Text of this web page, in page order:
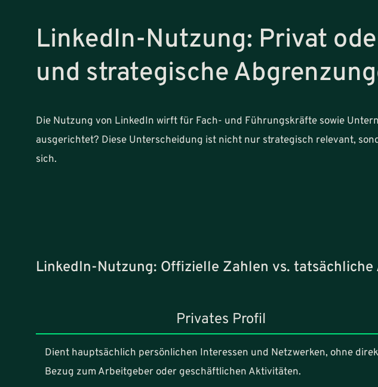
LinkedIn-Nutzung: Privat
und strategische
Die Nutzung von LinkedIn wirft für Fach- und Führungskräfte sowie
ausgerichtet? Diese Unterscheidung ist nicht nur strategisch relevant,
sich.
LinkedIn-Nutzung: Offizielle Zahlen vs.
Privates Profil
Dient hauptsächlich persönlichen Interessen und Netzwerken, ohne
Bezug zum Arbeitgeber oder geschäftlichen Aktivitäten.